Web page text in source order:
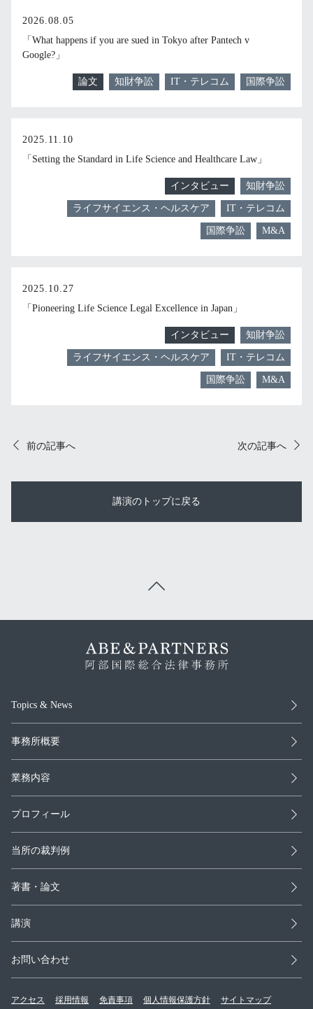
2026.08.05
「What happens if you are sued in Tokyo after Pantech v
Google?」
論文 知財争訟 IT・テレコム 国際争訟
2025.11.10
「Setting the Standard in Life Science and Healthcare Law」
インタビュー 知財争訟
ライフサイエンス・ヘルスケア IT・テレコム
国際争訟 M&A
2025.10.27
「Pioneering Life Science Legal Excellence in Japan」
インタビュー 知財争訟
ライフサイエンス・ヘルスケア IT・テレコム
国際争訟 M&A
前の記事へ
講演のトップに戻る
次の記事へ
Topics & News
事務所概要
業務内容
プロフィール
当所の裁判例
著書・論文
講演
お問い合わせ
アクセス 採用情報 免責事項 個人情報保護方針 サイトマップ